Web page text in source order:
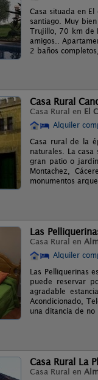
Casa situada en
santiago. Muy
Trujillo, 70 km de
amigos..
2 baños
Casa Rural
Casa Rural en El
Alquiler
Casa rural de la
naturales. La
gran patio o
Montachez,
monumentos
Las
Casa Rural en
Alquiler
Las Pelliquerinas
puede reservar
agradable
Acondicionado,
una ditancia de no
Casa Rural La
Casa Rural en